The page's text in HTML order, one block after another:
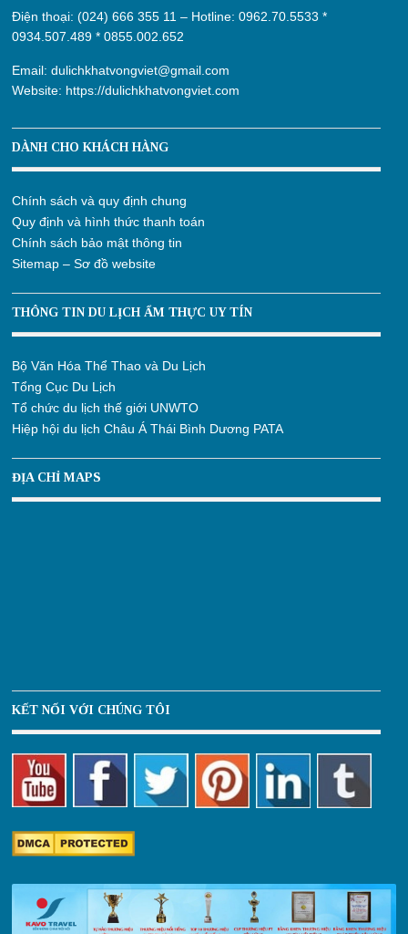
Điện thoại: (024) 666 355 11 – Hotline:0962.70.5533 *
0934.507.489 *0855.002.652
Email:dulichkhatvongviet@gmail.com
Website: https://dulichkhatvongviet.com
DÀNH CHO KHÁCH HÀNG
Chính sách và quy định chung
Quy định và hình thức thanh toán
Chính sách bảo mật thông tin
Sitemap – Sơ đồ website
THÔNG TIN DU LỊCH ẨM THỰC UY TÍN
Bộ Văn Hóa Thể Thao và Du Lịch
Tổng Cục Du Lịch
Tổ chức du lịch thế giới UNWTO
Hiệp hội du lịch Châu Á Thái Bình Dương PATA
ĐỊA CHỈ MAPS
KẾT NỐI VỚI CHÚNG TÔI